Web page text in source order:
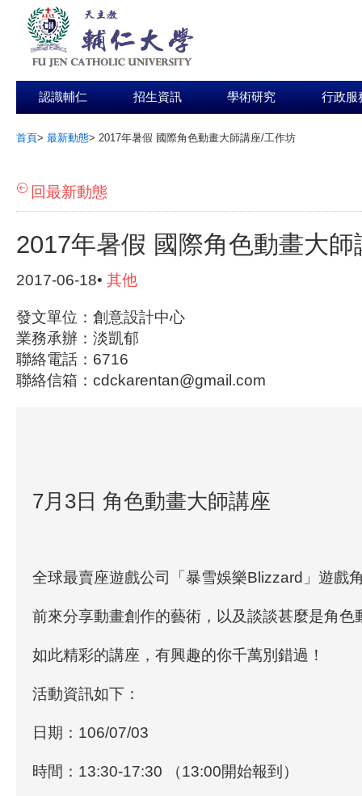
認識輔仁 招生資訊 學術研究 行政服
首頁> 最新動態> 2017年暑假 國際角色動畫大師講座/工作坊
回最新動態
2017年暑假 國際角色動畫大
2017-06-18• 其他
發文單位：創意設計中心
業務承辦：淡凱郁
聯絡電話：6716
聯絡信箱：cdckarentan@gmail.com
7月3日 角色動畫大師講座
全球最賣座遊戲公司 「暴雪娛樂Blizzard」 遊戲
前來分享動畫創作的藝術，以及談談甚麼是角色
如此精彩的講座，有興趣的你千萬別錯過！
活動資訊如下：
日期：106/07/03
時間：13:30-17:30 （13:00開始報到）